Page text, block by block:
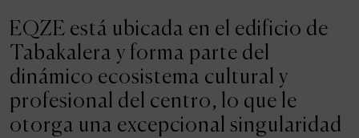
LA CASA DEL CINE
ACTUALIDAD
Admisión
Intranet
EQZE está ubicada en el edificio de
Tabakalera y forma parte del
dinámico ecosistema cultural y
profesional del centro, lo que le
otorga una excepcional singularidad